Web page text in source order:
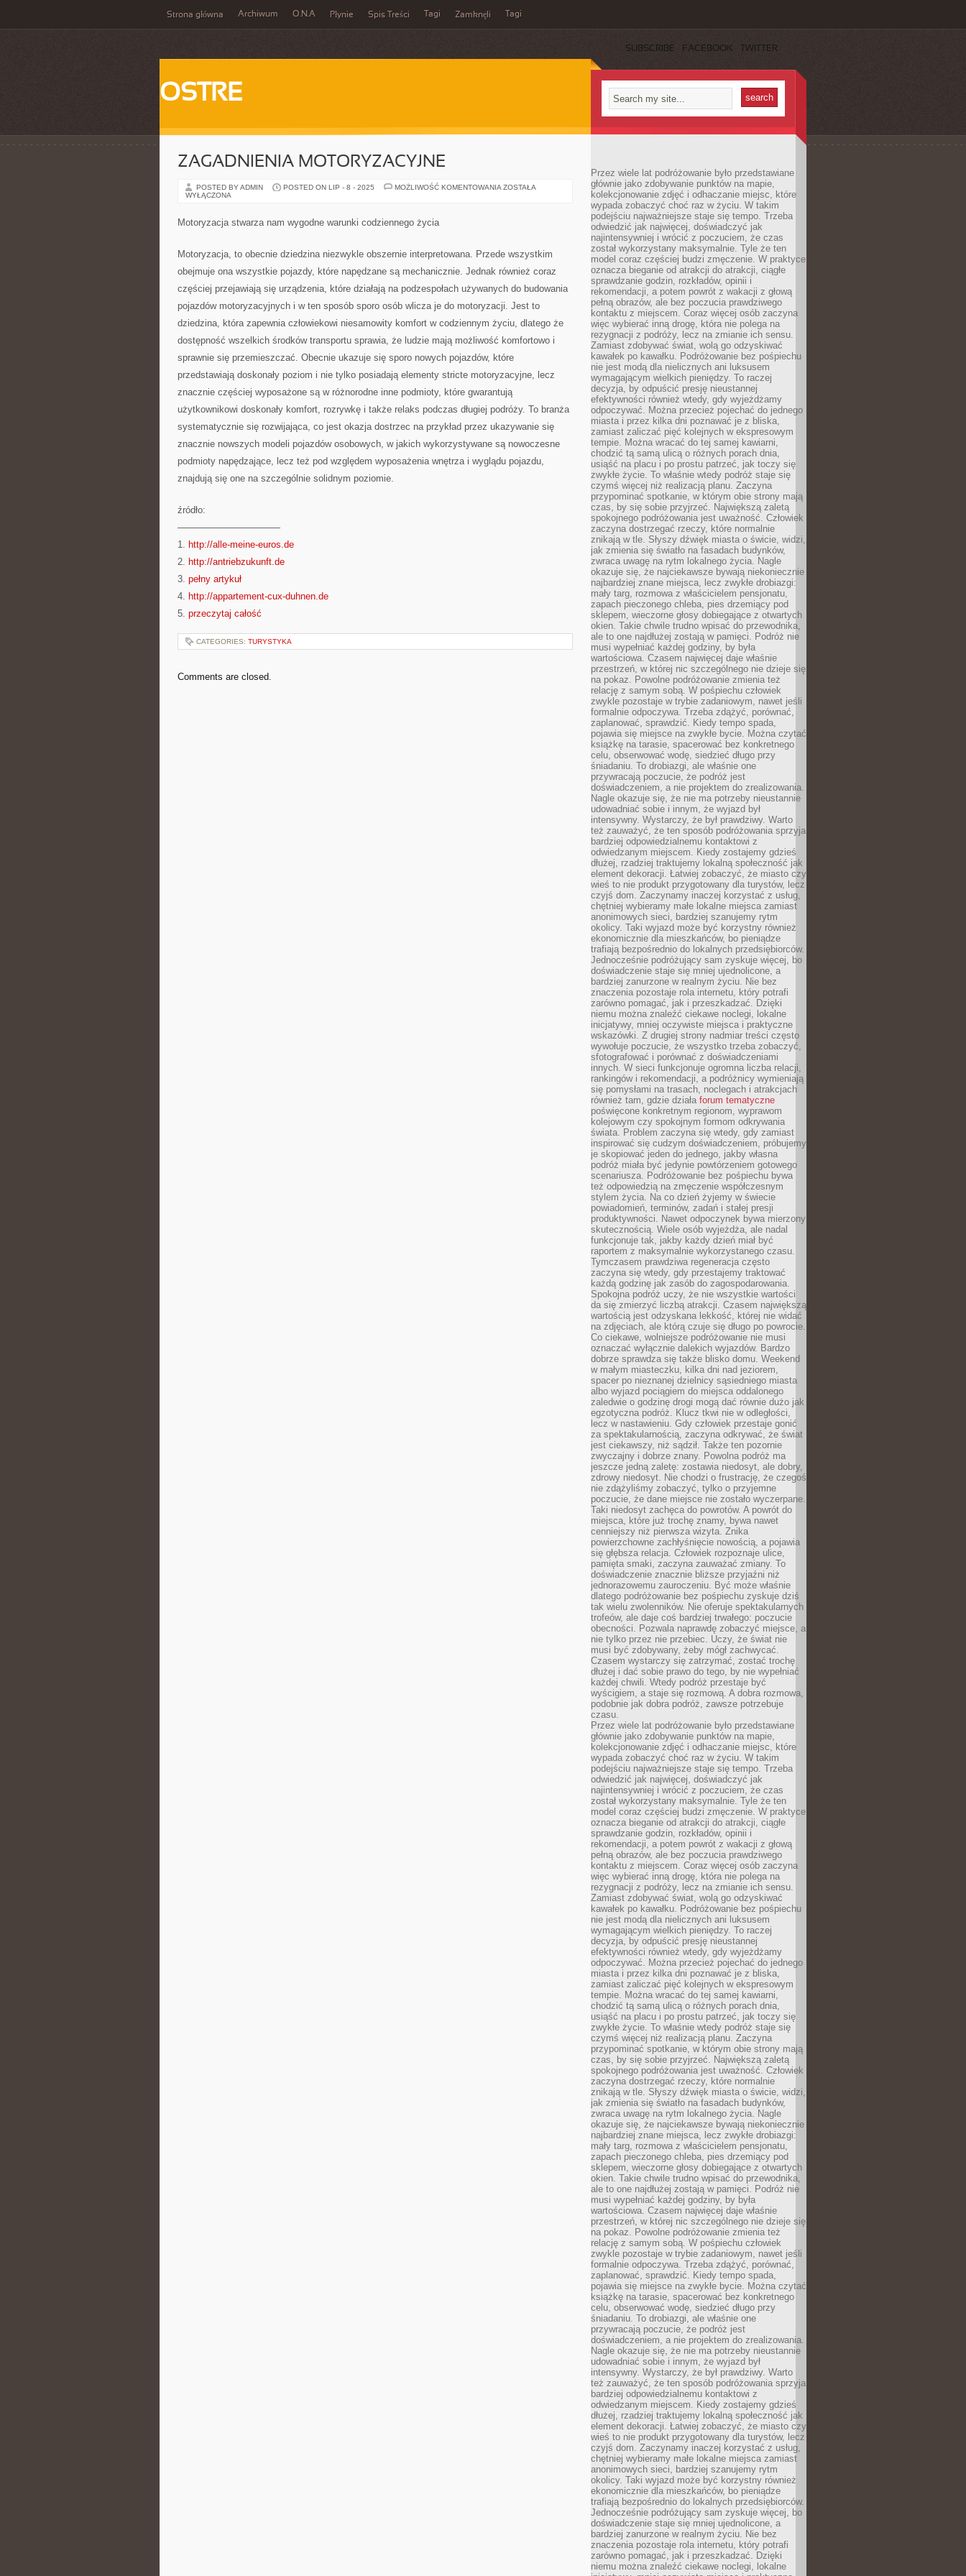
Strona główna Archiwum O.N.A Płynie Spis Treści Tagi Zamknęli Tagi
SUBSCRIBE FACEBOOK TWITTER
OSTRE
ZAGADNIENIA MOTORYZACYJNE
POSTED BY ADMIN POSTED ON LIP - 8 - 2025 MOŻLIWOŚĆ KOMENTOWANIA ZAGADNIENIA
ZOSTAŁA
WYŁĄCZONA
Motoryzacja stwarza nam wygodne warunki codziennego życia
Motoryzacja, to obecnie dziedzina niezwykle obszernie interpretowana. Przede wszystkim
obejmuje ona wszystkie pojazdy, które napędzane są mechanicznie. Jednak również coraz
częściej przejawiają się urządzenia, które działają na podzespołach używanych do budowania
pojazdów motoryzacyjnych i w ten sposób sporo osób wlicza je do motoryzacji. Jest to
dziedzina, która zapewnia człowiekowi niesamowity komfort w codziennym życiu, dlatego że
dostępność wszelkich środków transportu sprawia, że ludzie mają możliwość komfortowo i
sprawnie się przemieszczać. Obecnie ukazuje się sporo nowych pojazdów, które
przedstawiają doskonały poziom i nie tylko posiadają elementy stricte motoryzacyjne, lecz
znacznie częściej wyposażone są w różnorodne inne podmioty, które gwarantują
użytkownikowi doskonały komfort, rozrywkę i także relaks podczas długiej podróży. To branża
systematycznie się rozwijająca, co jest okazja dostrzec na przykład przez ukazywanie się
znacznie nowszych modeli pojazdów osobowych, w jakich wykorzystywane są nowoczesne
podmioty napędzające, lecz też pod względem wyposażenia wnętrza i wyglądu pojazdu,
znajdują się one na szczególnie solidnym poziomie.
źródło:
———————————
1. http://alle-meine-euros.de
2. http://antriebzukunft.de
3. pełny artykuł
4. http://appartement-cux-duhnen.de
5. przeczytaj całość
CATEGORIES: TURYSTYKA
Comments are closed.
Przez wiele lat podróżowanie było przedstawiane
głównie jako zdobywanie punktów na mapie,
kolekcjonowanie zdjęć i odhaczanie miejsc, które
wypada zobaczyć choć raz w życiu. W takim
podejściu najważniejsze staje się tempo. Trzeba
odwiedzić jak najwięcej, doświadczyć jak
najintensywniej i wrócić z poczuciem, że czas
został wykorzystany maksymalnie. Tyle że ten
model coraz częściej budzi zmęczenie. W praktyce
oznacza bieganie od atrakcji do atrakcji, ciągłe
sprawdzanie godzin, rozkładów, opinii i
rekomendacji, a potem powrót z wakacji z głową
pełną obrazów, ale bez poczucia prawdziwego
kontaktu z miejscem. Coraz więcej osób zaczyna
więc wybierać inną drogę, która nie polega na
rezygnacji z podróży, lecz na zmianie ich sensu.
Zamiast zdobywać świat, wolą go odzyskiwać
kawałek po kawałku. Podróżowanie bez pośpiechu
nie jest modą dla nielicznych ani luksusem
wymagającym wielkich pieniędzy. To raczej
decyzja, by odpuścić presję nieustannej
efektywności również wtedy, gdy wyjeżdżamy
odpoczywać. Można przecież pojechać do jednego
miasta i przez kilka dni poznawać je z bliska,
zamiast zaliczać pięć kolejnych w ekspresowym
tempie. Można wracać do tej samej kawiarni,
chodzić tą samą ulicą o różnych porach dnia,
usiąść na placu i po prostu patrzeć, jak toczy się
zwykłe życie. To właśnie wtedy podróż staje się
czymś więcej niż realizacją planu. Zaczyna
przypominać spotkanie, w którym obie strony mają
czas, by się sobie przyjrzeć. Największą zaletą
spokojnego podróżowania jest uważność. Człowiek
zaczyna dostrzegać rzeczy, które normalnie
znikają w tle. Słyszy dźwięk miasta o świcie, widzi,
jak zmienia się światło na fasadach budynków,
zwraca uwagę na rytm lokalnego życia. Nagle
okazuje się, że najciekawsze bywają niekoniecznie
najbardziej znane miejsca, lecz zwykłe drobiazgi:
mały targ, rozmowa z właścicielem pensjonatu,
zapach pieczonego chleba, pies drzemiący pod
sklepem, wieczorne głosy dobiegające z otwartych
okien. Takie chwile trudno wpisać do przewodnika,
ale to one najdłużej zostają w pamięci. Podróż nie
musi wypełniać każdej godziny, by była
wartościowa. Czasem najwięcej daje właśnie
przestrzeń, w której nic szczególnego nie dzieje się
na pokaz. Powolne podróżowanie zmienia też
relację z samym sobą. W pośpiechu człowiek
zwykle pozostaje w trybie zadaniowym, nawet jeśli
formalnie odpoczywa. Trzeba zdążyć, porównać,
zaplanować, sprawdzić. Kiedy tempo spada,
pojawia się miejsce na zwykłe bycie. Można czytać
książkę na tarasie, spacerować bez konkretnego
celu, obserwować wodę, siedzieć długo przy
śniadaniu. To drobiazgi, ale właśnie one
przywracają poczucie, że podróż jest
doświadczeniem, a nie projektem do zrealizowania.
Nagle okazuje się, że nie ma potrzeby nieustannie
udowadniać sobie i innym, że wyjazd był
intensywny. Wystarczy, że był prawdziwy. Warto
też zauważyć, że ten sposób podróżowania sprzyja
bardziej odpowiedzialnemu kontaktowi z
odwiedzanym miejscem. Kiedy zostajemy gdzieś
dłużej, rzadziej traktujemy lokalną społeczność jak
element dekoracji. Łatwiej zobaczyć, że miasto czy
wieś to nie produkt przygotowany dla turystów, lecz
czyjś dom. Zaczynamy inaczej korzystać z usług,
chętniej wybieramy małe lokalne miejsca zamiast
anonimowych sieci, bardziej szanujemy rytm
okolicy. Taki wyjazd może być korzystny również
ekonomicznie dla mieszkańców, bo pieniądze
trafiają bezpośrednio do lokalnych przedsiębiorców.
Jednocześnie podróżujący sam zyskuje więcej, bo
doświadczenie staje się mniej ujednolicone, a
bardziej zanurzone w realnym życiu. Nie bez
znaczenia pozostaje rola internetu, który potrafi
zarówno pomagać, jak i przeszkadzać. Dzięki
niemu można znaleźć ciekawe noclegi, lokalne
inicjatywy, mniej oczywiste miejsca i praktyczne
wskazówki. Z drugiej strony nadmiar treści często
wywołuje poczucie, że wszystko trzeba zobaczyć,
sfotografować i porównać z doświadczeniami
innych. W sieci funkcjonuje ogromna liczba relacji,
rankingów i rekomendacji, a podróżnicy wymieniają
się pomysłami na trasach, noclegach i atrakcjach
również tam, gdzie działa forum tematyczne
poświęcone konkretnym regionom, wyprawom
kolejowym czy spokojnym formom odkrywania
świata. Problem zaczyna się wtedy, gdy zamiast
inspirować się cudzym doświadczeniem, próbujemy
je skopiować jeden do jednego, jakby własna
podróż miała być jedynie powtórzeniem gotowego
scenariusza. Podróżowanie bez pośpiechu bywa
też odpowiedzią na zmęczenie współczesnym
stylem życia. Na co dzień żyjemy w świecie
powiadomień, terminów, zadań i stałej presji
produktywności. Nawet odpoczynek bywa mierzony
skutecznością. Wiele osób wyjeżdża, ale nadal
funkcjonuje tak, jakby każdy dzień miał być
raportem z maksymalnie wykorzystanego czasu.
Tymczasem prawdziwa regeneracja często
zaczyna się wtedy, gdy przestajemy traktować
każdą godzinę jak zasób do zagospodarowania.
Spokojna podróż uczy, że nie wszystkie wartości
da się zmierzyć liczbą atrakcji. Czasem największą
wartością jest odzyskana lekkość, której nie widać
na zdjęciach, ale którą czuje się długo po powrocie.
Co ciekawe, wolniejsze podróżowanie nie musi
oznaczać wyłącznie dalekich wyjazdów. Bardzo
dobrze sprawdza się także blisko domu. Weekend
w małym miasteczku, kilka dni nad jeziorem,
spacer po nieznanej dzielnicy sąsiedniego miasta
albo wyjazd pociągiem do miejsca oddalonego
zaledwie o godzinę drogi mogą dać równie dużo jak
egzotyczna podróż. Klucz tkwi nie w odległości,
lecz w nastawieniu. Gdy człowiek przestaje gonić
za spektakularnością, zaczyna odkrywać, że świat
jest ciekawszy, niż sądził. Także ten pozornie
zwyczajny i dobrze znany. Powolna podróż ma
jeszcze jedną zaletę: zostawia niedosyt, ale dobry,
zdrowy niedosyt. Nie chodzi o frustrację, że czegoś
nie zdążyliśmy zobaczyć, tylko o przyjemne
poczucie, że dane miejsce nie zostało wyczerpane.
Taki niedosyt zachęca do powrotów. A powrót do
miejsca, które już trochę znamy, bywa nawet
cenniejszy niż pierwsza wizyta. Znika
powierzchowne zachłyśnięcie nowością, a pojawia
się głębsza relacja. Człowiek rozpoznaje ulice,
pamięta smaki, zaczyna zauważać zmiany. To
doświadczenie znacznie bliższe przyjaźni niż
jednorazowemu zauroczeniu. Być może właśnie
dlatego podróżowanie bez pośpiechu zyskuje dziś
tak wielu zwolenników. Nie oferuje spektakularnych
trofeów, ale daje coś bardziej trwałego: poczucie
obecności. Pozwala naprawdę zobaczyć miejsce, a
nie tylko przez nie przebiec. Uczy, że świat nie
musi być zdobywany, żeby mógł zachwycać.
Czasem wystarczy się zatrzymać, zostać trochę
dłużej i dać sobie prawo do tego, by nie wypełniać
każdej chwili. Wtedy podróż przestaje być
wyścigiem, a staje się rozmową. A dobra rozmowa,
podobnie jak dobra podróż, zawsze potrzebuje
czasu.
Przez wiele lat podróżowanie było przedstawiane
głównie jako zdobywanie punktów na mapie,
kolekcjonowanie zdjęć i odhaczanie miejsc, które
wypada zobaczyć choć raz w życiu. W takim
podejściu najważniejsze staje się tempo. Trzeba
odwiedzić jak najwięcej, doświadczyć jak
najintensywniej i wrócić z poczuciem, że czas
został wykorzystany maksymalnie. Tyle że ten
model coraz częściej budzi zmęczenie. W praktyce
oznacza bieganie od atrakcji do atrakcji, ciągłe
sprawdzanie godzin, rozkładów, opinii i
rekomendacji, a potem powrót z wakacji z głową
pełną obrazów, ale bez poczucia prawdziwego
kontaktu z miejscem. Coraz więcej osób zaczyna
więc wybierać inną drogę, która nie polega na
rezygnacji z podróży, lecz na zmianie ich sensu.
Zamiast zdobywać świat, wolą go odzyskiwać
kawałek po kawałku. Podróżowanie bez pośpiechu
nie jest modą dla nielicznych ani luksusem
wymagającym wielkich pieniędzy. To raczej
decyzja, by odpuścić presję nieustannej
efektywności również wtedy, gdy wyjeżdżamy
odpoczywać. Można przecież pojechać do jednego
miasta i przez kilka dni poznawać je z bliska,
zamiast zaliczać pięć kolejnych w ekspresowym
tempie. Można wracać do tej samej kawiarni,
chodzić tą samą ulicą o różnych porach dnia,
usiąść na placu i po prostu patrzeć, jak toczy się
zwykłe życie. To właśnie wtedy podróż staje się
czymś więcej niż realizacją planu. Zaczyna
przypominać spotkanie, w którym obie strony mają
czas, by się sobie przyjrzeć. Największą zaletą
spokojnego podróżowania jest uważność. Człowiek
zaczyna dostrzegać rzeczy, które normalnie
znikają w tle. Słyszy dźwięk miasta o świcie, widzi,
jak zmienia się światło na fasadach budynków,
zwraca uwagę na rytm lokalnego życia. Nagle
okazuje się, że najciekawsze bywają niekoniecznie
najbardziej znane miejsca, lecz zwykłe drobiazgi:
mały targ, rozmowa z właścicielem pensjonatu,
zapach pieczonego chleba, pies drzemiący pod
sklepem, wieczorne głosy dobiegające z otwartych
okien. Takie chwile trudno wpisać do przewodnika,
ale to one najdłużej zostają w pamięci. Podróż nie
musi wypełniać każdej godziny, by była
wartościowa. Czasem najwięcej daje właśnie
przestrzeń, w której nic szczególnego nie dzieje się
na pokaz. Powolne podróżowanie zmienia też
relację z samym sobą. W pośpiechu człowiek
zwykle pozostaje w trybie zadaniowym, nawet jeśli
formalnie odpoczywa. Trzeba zdążyć, porównać,
zaplanować, sprawdzić. Kiedy tempo spada,
pojawia się miejsce na zwykłe bycie. Można czytać
książkę na tarasie, spacerować bez konkretnego
celu, obserwować wodę, siedzieć długo przy
śniadaniu. To drobiazgi, ale właśnie one
przywracają poczucie, że podróż jest
doświadczeniem, a nie projektem do zrealizowania.
Nagle okazuje się, że nie ma potrzeby nieustannie
udowadniać sobie i innym, że wyjazd był
intensywny. Wystarczy, że był prawdziwy. Warto
też zauważyć, że ten sposób podróżowania sprzyja
bardziej odpowiedzialnemu kontaktowi z
odwiedzanym miejscem. Kiedy zostajemy gdzieś
dłużej, rzadziej traktujemy lokalną społeczność jak
element dekoracji. Łatwiej zobaczyć, że miasto czy
wieś to nie produkt przygotowany dla turystów, lecz
czyjś dom. Zaczynamy inaczej korzystać z usług,
chętniej wybieramy małe lokalne miejsca zamiast
anonimowych sieci, bardziej szanujemy rytm
okolicy. Taki wyjazd może być korzystny również
ekonomicznie dla mieszkańców, bo pieniądze
trafiają bezpośrednio do lokalnych przedsiębiorców.
Jednocześnie podróżujący sam zyskuje więcej, bo
doświadczenie staje się mniej ujednolicone, a
bardziej zanurzone w realnym życiu. Nie bez
znaczenia pozostaje rola internetu, który potrafi
zarówno pomagać, jak i przeszkadzać. Dzięki
niemu można znaleźć ciekawe noclegi, lokalne